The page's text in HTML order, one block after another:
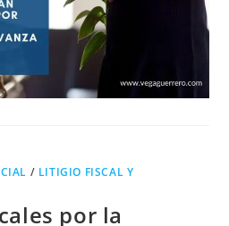
/ LITIGIO FISCAL Y
por la